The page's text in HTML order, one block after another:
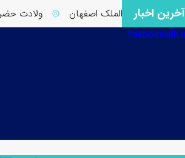
آخرین اخبار ۞ ولادت حضرت